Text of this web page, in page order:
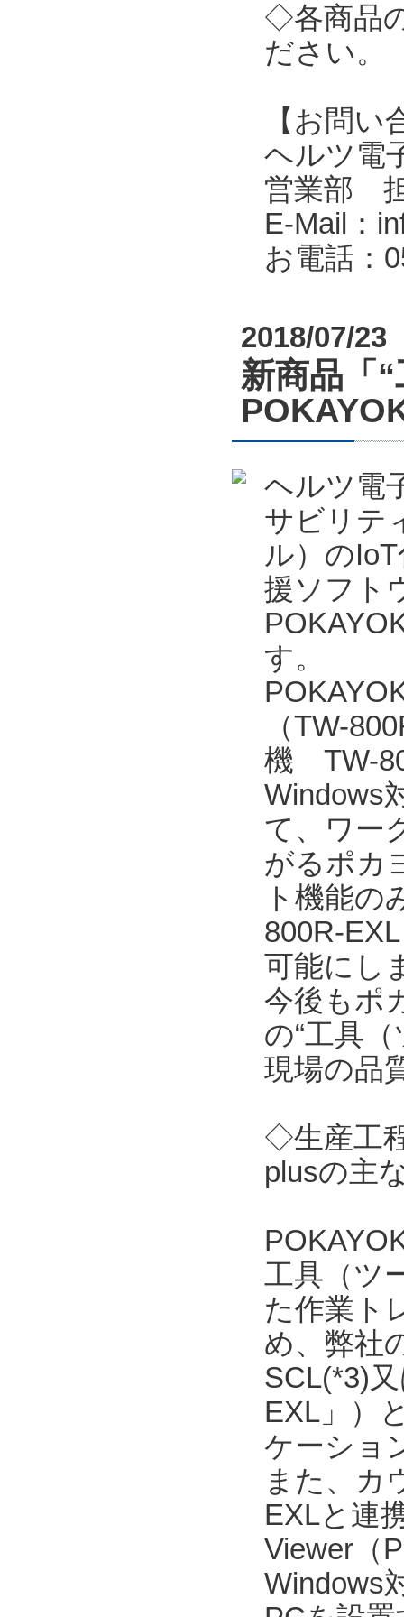
◇各商品
ださい。
【お問い
ヘルツ電
営業部
E-Mail：
お電話：
2018/07/23
新商品「
ヘルツ電
サビリテ
ル）の
援ソフト
す。
（TW-
機 TW-
Windows
て、ワー
がるポカ
ト機能の
800R-
可能にし
今後もポ
の“工具
現場の品
◇生産工
plusの主
工具（ツ
た作業ト
め、弊社
SCL(*3)
EXL」）
ケーショ
また、カ
EXLと連
Viewer（
Windows